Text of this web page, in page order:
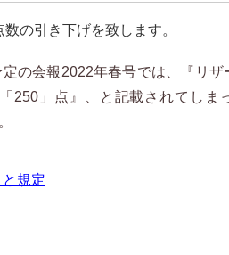
の引き下げを致します。
の会報2022年春号では、『リ
250」点』、と記載されてしま
規定